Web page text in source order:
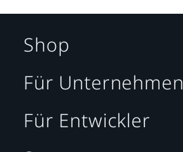
Shop
Für Unternehmen
Für Entwickler